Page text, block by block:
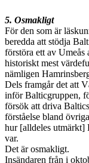
5. Osmakligt
För den som är
beredda att stödja
förstöra ett av Umeås
historiskt mest
nämligen
Dels framgår det att
inför Balticgruppen,
försök att driva
förståelse bland
hur [alldeles utmärkt]
var.
Det är osmakligt.
Insändaren från i